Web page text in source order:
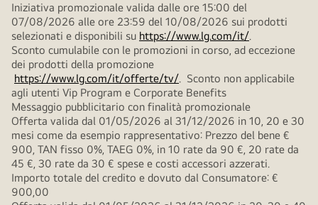
Iniziativa promozionale valida dalle ore 15:00 del
07/08/2026 alle ore 23:59 del 10/08/2026 sui prodotti
selezionati e disponibili su https://www.lg.com/it/.
Sconto cumulabile con le promozioni in corso, ad eccezione
dei prodotti della promozione
https://www.lg.com/it/offerte/tv/. Sconto non applicabile
agli utenti Vip Program e Corporate Benefits
Messaggio pubblicitario con finalità promozionale
Offerta valida dal 01/05/2026 al 31/12/2026 in 10, 20 e 30
mesi come da esempio rappresentativo: Prezzo del bene €
900, TAN fisso 0%, TAEG 0%, in 10 rate da 90 €, 20 rate da
45 €, 30 rate da 30 € spese e costi accessori azzerati.
Importo totale del credito e dovuto dal Consumatore: €
900,00